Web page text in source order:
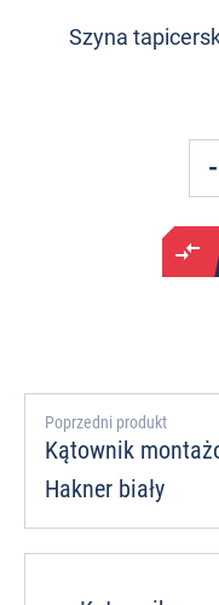
Szyna
Poprzedni produkt
Kątownik
Hakner biały